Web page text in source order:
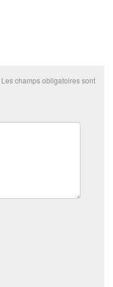
Les champs obligatoires sont